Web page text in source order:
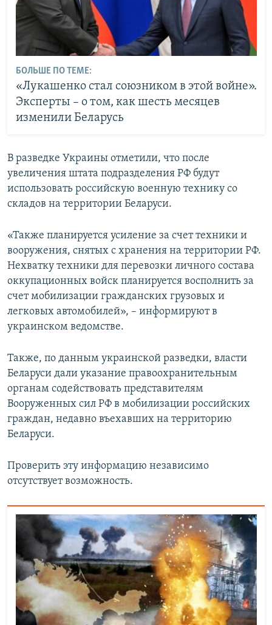
БОЛЬШЕ ПО ТЕМЕ:
«Лукашенко стал союзником в этой войне».
Эксперты – о том, как шесть месяцев
изменили Беларусь
В разведке Украины отметили, что после
увеличения штата подразделения РФ будут
использовать российскую военную технику со
складов на территории Беларуси.
«Также планируется усиление за счет техники и
вооружения, снятых с хранения на территории РФ.
Нехватку техники для перевозки личного состава
оккупационных войск планируется восполнить за
счет мобилизации гражданских грузовых и
легковых автомобилей», – информируют в
украинском ведомстве.
Также, по данным украинской разведки, власти
Беларуси дали указание правоохранительным
органам содействовать представителям
Вооруженных сил РФ в мобилизации российских
граждан, недавно въехавших на территорию
Беларуси.
Проверить эту информацию независимо
отсутствует возможность.